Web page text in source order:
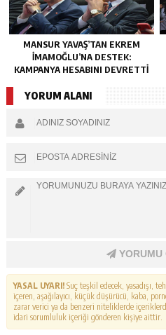
MANSUR YAVAŞ’TAN EKREM
İMAMOĞLU’NA DESTEK:
KAMPANYA HESABINI DEVRETTI
YORUM ALANI
YORUMU
YASAL UYARI!Suç teşkil edecek, yasadışı,
içeren, aşağılayıcı, küçük düşürücü, kaba,
zarar verici ya da benzeri niteliklerde
idari sorumluluk içeriği gönderen kişiye aittir.